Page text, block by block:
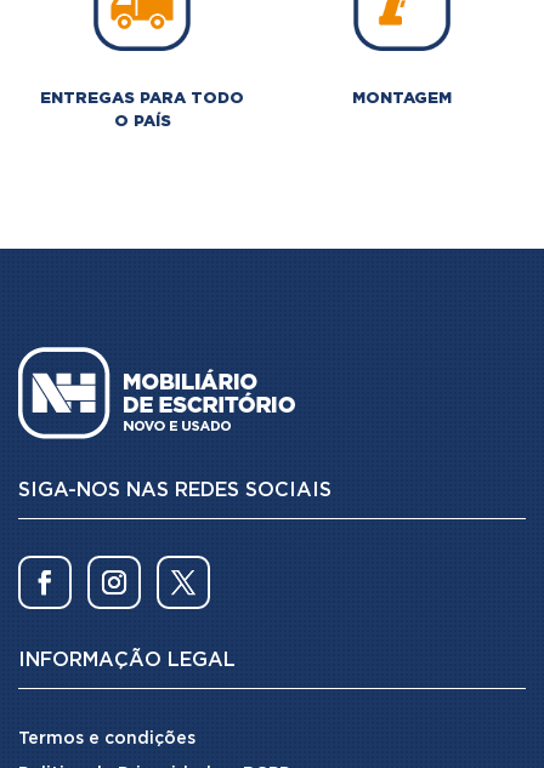
ENTREGAS PARA TODO
O PAÍS
MONTAGEM
SIGA-NOS NAS REDES SOCIAIS
INFORMAÇÃO LEGAL
Termos e condições